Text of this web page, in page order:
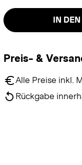
IN
Preis- &
Alle Preise inkl.
Rückgabe